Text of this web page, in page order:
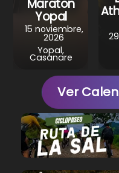
Maraton
Yopal
15 noviembre,
2026
Yopal,
Casanare
Ver